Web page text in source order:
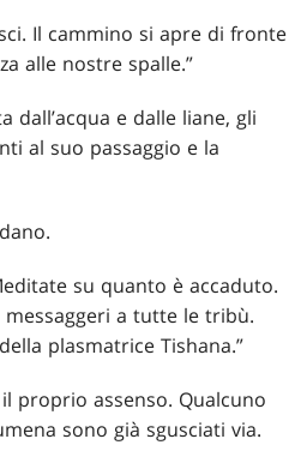
Il cammino si apre di fronte
alle nostre spalle.”
dall’acqua e dalle liane, gli
al suo passaggio e la
su quanto è accaduto.
a tutte le tribù.
plasmatrice Tishana.”
proprio assenso. Qualcuno
sono già sgusciati via.